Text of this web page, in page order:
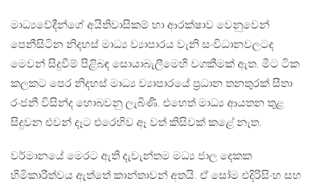
මාධ්‍යවේදීන්ගේ අයිතිවාසිකම් හා ආරක්ෂාව වෙනුවෙන්
පෙනීසිටින නිදහස් මාධ්‍ය ව්‍යාපාරය වැනි සංවිධානවලටද
මෙවන් සිදුවීම් පිළිබඳ සොයාබැලීමෙහි වගකීමක් ඇත. මීට ටික
කලකට පෙර නිදහස් මාධ්‍ය ව්‍යාපාරයේ ප්‍රධාන තනතුරක් සීතා
රංජනී විසින්ද හොබවනු ලැබිණි. එහෙත් මාධ්‍ය ආයතන තුළ
සිදුවන එවන් දෑට එරෙහිව ඈ වත් කිසිවක් කළේ නැත.
වර්මානයේ මෙරට ඇති දැවැන්තම මධ්‍ය ජාල දෙකක
හිමිකාරීත්වය ඇත්තේ කාන්තාවන් අතයි. ඒ සෝම එදිරිසිංහ සහ